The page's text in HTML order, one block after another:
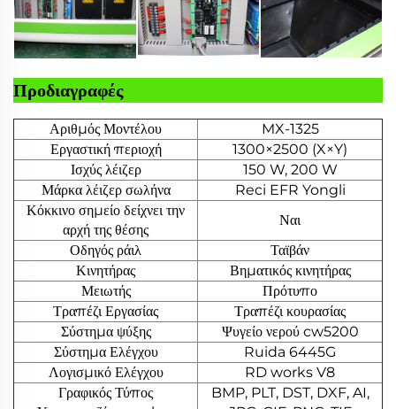
Προδιαγραφές
Αριθμός Μοντέλου
MX-1325
Εργαστική περιοχή
1300×2500 (X×Y)
Ισχύς λέιζερ
150 W, 200 W
Μάρκα λέιζερ σωλήνα
Reci EFR Yongli
Κόκκινο σημείο δείχνει την
αρχή της θέσης
Ναι
Οδηγός ράιλ
Ταϊβάν
Κινητήρας
Βηματικός κινητήρας
Μειωτής
Πρότυπο
Τραπέζι Εργασίας
Τραπέζι κουρασίας
Σύστημα ψύξης
Ψυγείο νερού cw5200
Σύστημα Ελέγχου
Ruida 6445G
Λογισμικό Ελέγχου
RD works V8
Γραφικός Τύπος
BMP, PLT, DST, DXF, AI,